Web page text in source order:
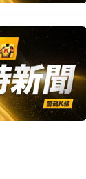
業即時新聞】